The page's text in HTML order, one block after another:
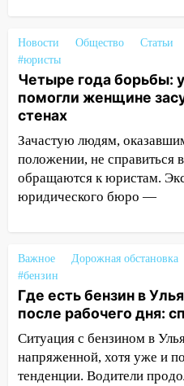
13:00
В суде
мужчины, которого
обвиняли в
животными
12:28 Миллион на
Ульяновской
провернул хитрую
проездными
Ульяновский
11:49
Снят режим
опасность» на
области
11:30 Кабмин РФ
2027 года импорт,
бензина Евро 2,
Новости Общество
Статьи
#юристы
Четыре года борьбы:
помогли женщине
стенах
Зачастую людям,
положении, не справиться
обращаются к юристам.
юридического бюро —
Важное Дорожная обстановка
#бензин
Где есть бензин в
после рабочего дня:
Ситуация с бензином в
напряженной, хотя уже и
тенденции. Водители